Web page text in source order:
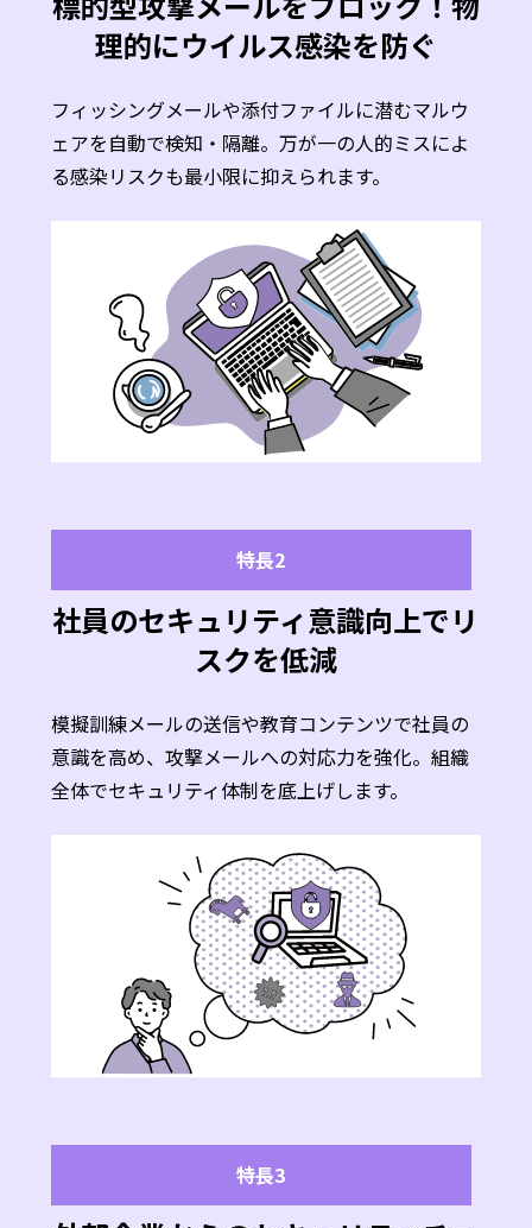
理的にウイルス感染を防ぐ
フィッシングメールや添付ファイルに潜むマルウ
ェアを自動で検知・隔離。万が一の人的ミスによ
る感染リスクも最小限に抑えられます。
特長2
社員のセキュリティ意識向上でリ
スクを低減
模擬訓練メールの送信や教育コンテンツで社員の
意識を高め、攻撃メールへの対応力を強化。組織
全体でセキュリティ体制を底上げします。
特長3